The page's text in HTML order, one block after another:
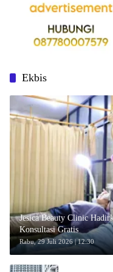
Ekbis
Jesica Beauty Clinic
Konsultasi Gratis
Rabu, 29 Juli 2026 | 12:30